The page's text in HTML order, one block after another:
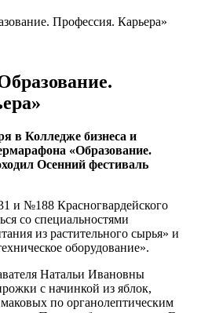
Профессия. Карьера»
в Колледже бизнеса и
«Образование.
Осенний фестиваль
и №188 Красногвардейского
со специальностями
из растительного сырья» и
оборудование».
Натальи Ивановны
с начинкой из яблок,
по органолептическим